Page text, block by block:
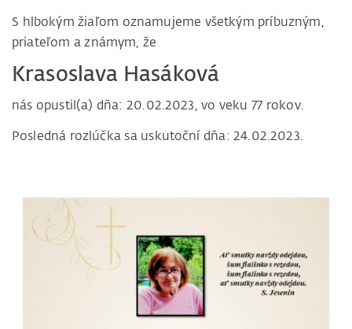
S hlbokým žiaľom oznamujeme všetkým príbuzným,
priateľom a známym, že
Krasoslava Hasáková
nás opustil(a) dňa: 20.02.2023, vo veku 77 rokov.
Posledná rozlúčka sa uskutoční dňa: 24.02.2023.